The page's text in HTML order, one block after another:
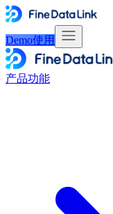
Demo使用
产品功能